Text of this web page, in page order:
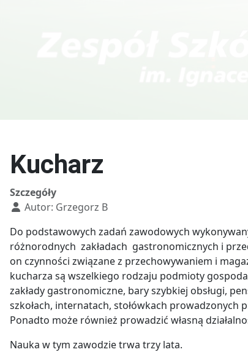
Kucharz
Szczegóły
Autor: Grzegorz B
Do podstawowych zadań zawodowych
różnorodnych zakładach gastronomicznych i
on czynności związane z przechowywaniem i
kucharza są wszelkiego rodzaju podmioty
zakłady gastronomiczne, bary szybkiej obsługi,
szkołach, internatach, stołówkach
Ponadto może również prowadzić własną
Nauka w tym zawodzie trwa trzy lata.